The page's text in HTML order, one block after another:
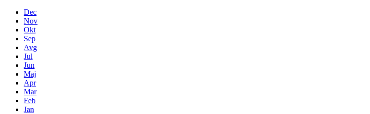
Dec
Nov
Okt
Sep
Avg
Jul
Jun
Maj
Apr
Mar
Feb
Jan